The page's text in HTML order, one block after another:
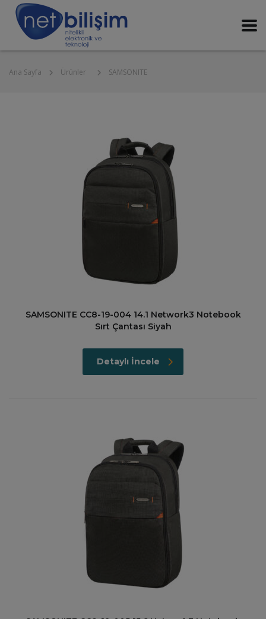
Ana Sayfa Ürünler SAMSONITE
SAMSONITE CC8-19-004 14.1 Network3 Notebook
Sırt Çantası Siyah
Detaylı İncele